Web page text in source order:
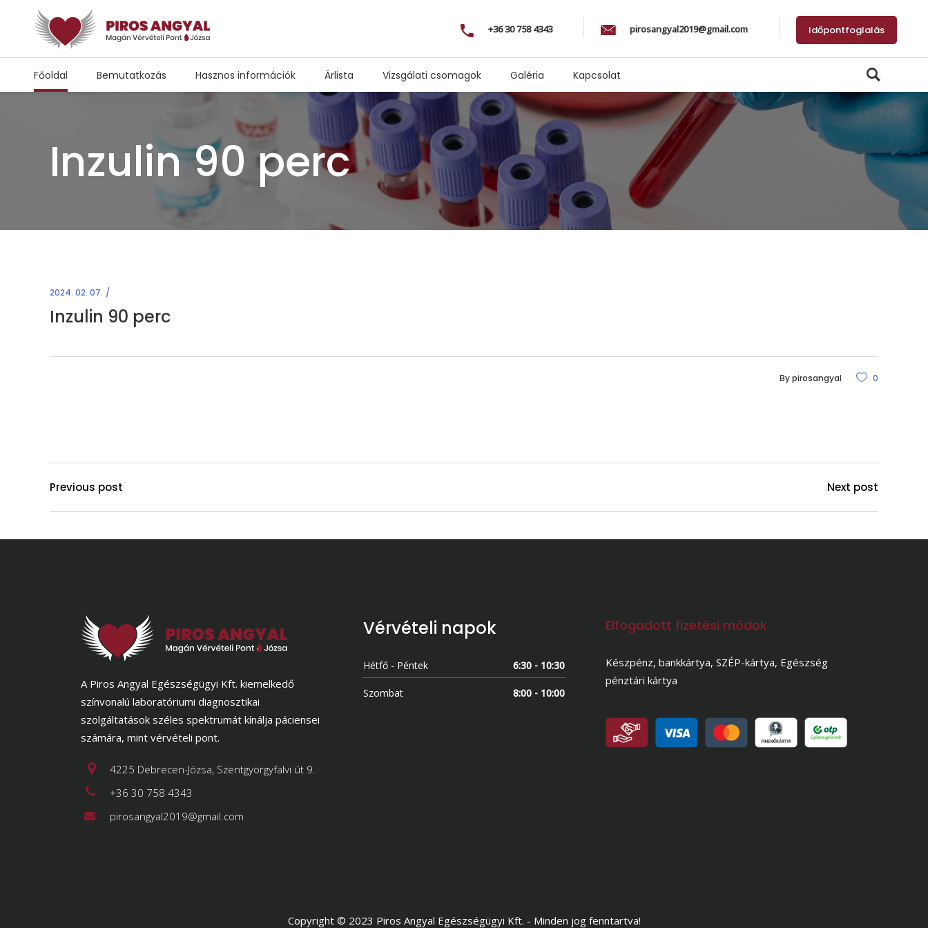
+36 30 758 4343 pirosangyal2019@gmail.com Időpontfoglalás
Főoldal Bemutatkozás Hasznos információk Árlista Vizsgálati csomagok Galéria Kapcsolat
Inzulin 90 perc
2024. 02. 07.
Inzulin 90 perc
Bypirosangyal 0
Previous post Next post
A Piros Angyal Egészségügyi Kft. kiemelkedő
színvonalú laboratóriumi diagnosztikai
szolgáltatások széles spektrumát kínálja páciensei
számára, mint vérvételi pont.
4225 Debrecen-Józsa, Szentgyörgyfalvi út 9.
+36 30 758 4343
pirosangyal2019@gmail.com
Vérvételi napok
Hétfő - Péntek 6:30 - 10:30
Szombat 8:00 - 10:00
Elfogadott fizetési módok
Készpénz, bankkártya, SZÉP-kártya, Egészség
pénztári kártya
Copyright © 2023 Piros Angyal Egészségügyi Kft. - Minden jog fenntartva!